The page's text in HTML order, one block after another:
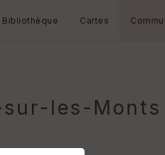
Bibliothèque Cartes
les-Monts